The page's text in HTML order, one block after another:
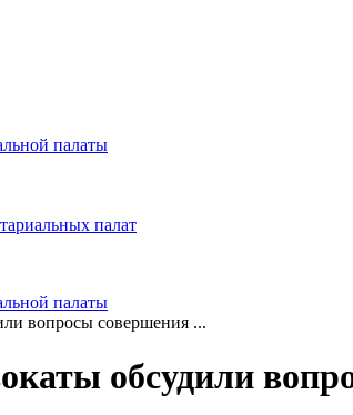
палаты
палат
палаты
вопросы совершения ...
обсудили